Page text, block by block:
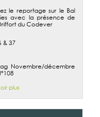
le reportage sur le Bal
avec la présence de
du Codever
& 37
Novembre/décembre
plus